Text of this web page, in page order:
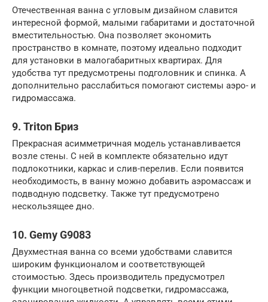
Отечественная ванна с угловым дизайном славится
интересной формой, малыми габаритами и достаточной
вместительностью. Она позволяет экономить
пространство в комнате, поэтому идеально подходит
для установки в малогабаритных квартирах. Для
удобства тут предусмотрены подголовник и спинка. А
дополнительно расслабиться помогают системы аэро- и
гидромассажа.
9. Triton Бриз
Прекрасная асимметричная модель устанавливается
возле стены. С ней в комплекте обязательно идут
подлокотники, каркас и слив-перелив. Если появится
необходимость, в ванну можно добавить аэромассаж и
подводную подсветку. Также тут предусмотрено
нескользящее дно.
10. Gemy G9083
Двухместная ванна со всеми удобствами славится
широким функционалом и соответствующей
стоимостью. Здесь производитель предусмотрел
функции многоцветной подсветки, гидромассажа,